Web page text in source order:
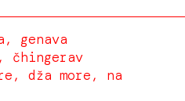
genava
čhingerav
dža more, na